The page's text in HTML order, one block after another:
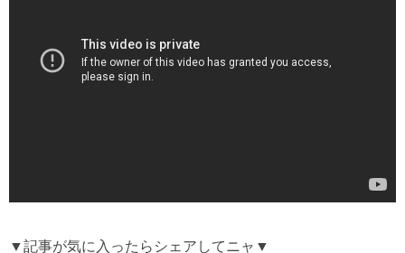
▼記事が気に入ったらシェアしてニャ▼